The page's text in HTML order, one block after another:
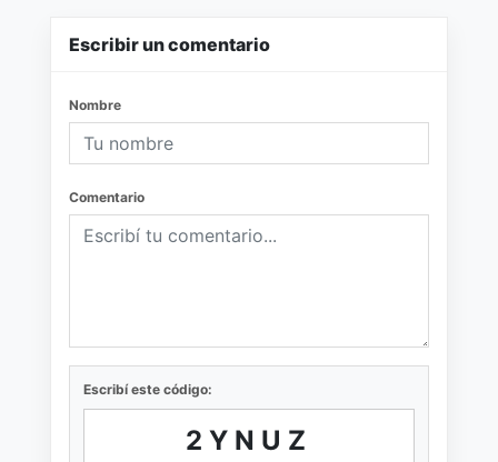
Escribir un comentario
Nombre
Comentario
Escribí este código:
2YNUZ